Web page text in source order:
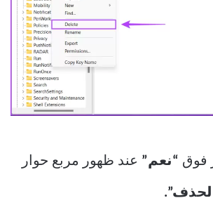
فوق “نعم” عند ظهور مربع حوار